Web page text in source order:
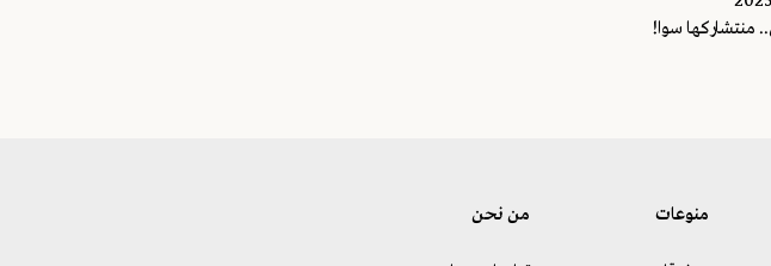
منتشاركها سوا!
منوعات من نحن